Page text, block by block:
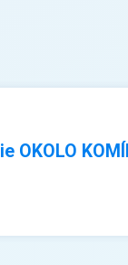
OKOLO